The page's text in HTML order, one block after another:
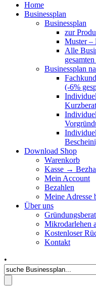
Home
Businessplan
Businessplan
zur
Muster –
Alle
Businessplan
(-6%
Download Shop
Warenkorb
Kasse →
Mein Account
Bezahlen
Meine Adresse
Über uns
Mikrodarlehen
Kostenloser
Kontakt
•